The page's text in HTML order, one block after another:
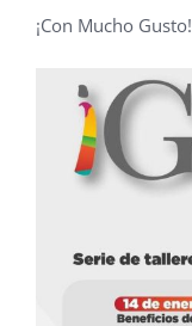
¡Con Mucho Gusto!